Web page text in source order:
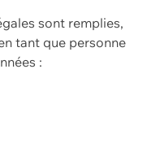
sont remplies,
tant que personne
: